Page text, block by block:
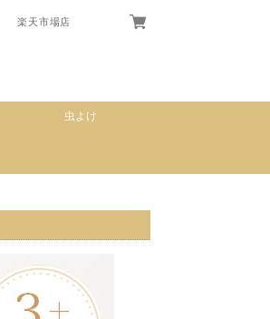
楽天市場店
虫よけ